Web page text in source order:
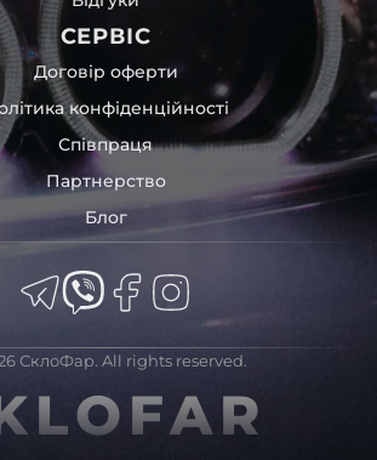
СЕРВІС
Договір оферти
конфіденційності
Співпраця
Партнерство
Блог
СклоФар. All rights reserved.